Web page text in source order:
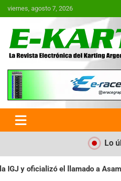
Saltar
al
viernes, agosto 7, 2026
E-Kart.com.ar |
Electrónica del
Argentina
Lo
General Ordinaria